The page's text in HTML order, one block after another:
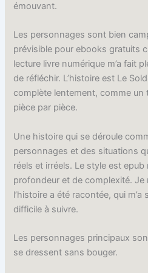
émouvant.
Les personnages sont bien
prévisible pour ebooks gratuits
lecture livre numérique m’a fait
de réfléchir. L’histoire est Le
complète lentement, comme un
pièce par pièce.
Une histoire qui se déroule
personnages et des situations
réels et irréels. Le style est epub
profondeur et de complexité. Je
l’histoire a été racontée, qui
difficile à suivre.
Les personnages principaux
se dressent sans bouger.